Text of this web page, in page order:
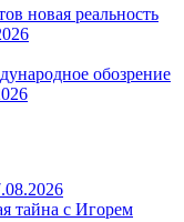
новая реальность
обозрение
тайна с Игорем